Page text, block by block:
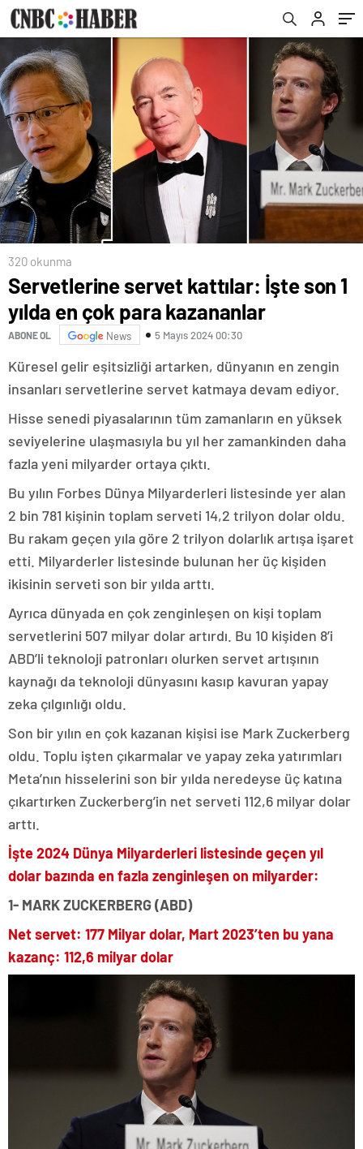
320 okunma
Servetlerine servet kattılar: İşte son 1
yılda en çok para kazananlar
ABONE OL News 5 Mayıs 2024 00:30
Küresel gelir eşitsizliği artarken, dünyanın en zengin
insanları servetlerine servet katmaya devam ediyor.
Hisse senedi piyasalarının tüm zamanların en yüksek
seviyelerine ulaşmasıyla bu yıl her zamankinden daha
fazla yeni milyarder ortaya çıktı.
Bu yılın Forbes Dünya Milyarderleri listesinde yer alan
2 bin 781 kişinin toplam serveti 14,2 trilyon dolar oldu.
Bu rakam geçen yıla göre 2 trilyon dolarlık artışa işaret
etti. Milyarderler listesinde bulunan her üç kişiden
ikisinin serveti son bir yılda arttı.
Ayrıca dünyada en çok zenginleşen on kişi toplam
servetlerini 507 milyar dolar artırdı. Bu 10 kişiden 8’i
ABD’li teknoloji patronları olurken servet artışının
kaynağı da teknoloji dünyasını kasıp kavuran yapay
zeka çılgınlığı oldu.
Son bir yılın en çok kazanan kişisi ise Mark Zuckerberg
oldu. Toplu işten çıkarmalar ve yapay zeka yatırımları
Meta’nın hisselerini son bir yılda neredeyse üç katına
çıkartırken Zuckerberg’in net serveti 112,6 milyar dolar
arttı.
İşte 2024 Dünya Milyarderleri listesinde geçen yıl
dolar bazında en fazla zenginleşen on milyarder:
1- MARK ZUCKERBERG (ABD)
Net servet: 177 Milyar dolar, Mart 2023’ten bu yana
kazanç: 112,6 milyar dolar